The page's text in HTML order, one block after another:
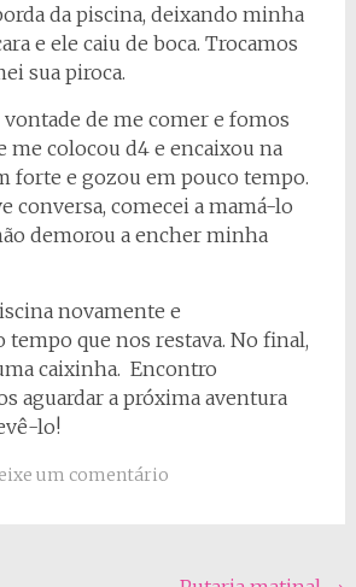
da piscina, deixando minha
e ele caiu de boca. Trocamos
sua piroca.
de me comer e fomos
me colocou d4 e encaixou na
forte e gozou em pouco tempo.
conversa, comecei a mamá-lo
demorou a encher minha
novamente e
tempo que nos restava. No final,
caixinha. Encontro
aguardar a próxima aventura
lo!
um comentário